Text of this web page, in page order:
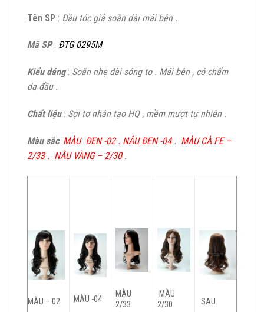
Tên SP : Đầu tóc giả soăn dài mái bên .
Mã SP: ĐTG 0295M
Kiểu dáng: Soăn nhẹ dài sóng to . Mái bên , có chấm
da đầu .
Chất liệu: Sợi tơ nhân tạo HQ , mềm mượt tự nhiên .
Màu sắc:MÀU ĐEN -02 . NÂU ĐEN -04 . MÀU CÀ FE –
2/33. NÂU VÀNG – 2/30 .
MÀU – 02 MÀU -04
MÀU
2/33
MÀU
2/30
SAU